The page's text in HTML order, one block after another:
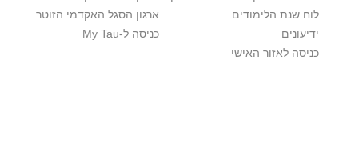
לוח שנת הלימודים
ידיעונים
כניסה לאזור האישי
ארגון הסגל האקדמי הזוטר
כניסה ל-My Tau